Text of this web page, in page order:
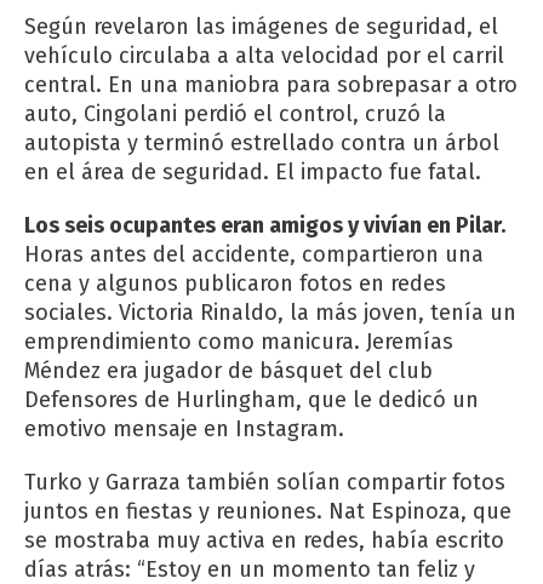
Según revelaron las imágenes de seguridad, el
vehículo circulaba a alta velocidad por el carril
central. En una maniobra para sobrepasar a otro
auto, Cingolani perdió el control, cruzó la
autopista y terminó estrellado contra un árbol
en el área de seguridad. El impacto fue fatal.
Los seis ocupantes eran amigos y vivían en Pilar.
Horas antes del accidente, compartieron una
cena y algunos publicaron fotos en redes
sociales. Victoria Rinaldo, la más joven, tenía un
emprendimiento como manicura. Jeremías
Méndez era jugador de básquet del club
Defensores de Hurlingham, que le dedicó un
emotivo mensaje en Instagram.
Turko y Garraza también solían compartir fotos
juntos en fiestas y reuniones. Nat Espinoza, que
se mostraba muy activa en redes, había escrito
días atrás: “Estoy en un momento tan feliz y